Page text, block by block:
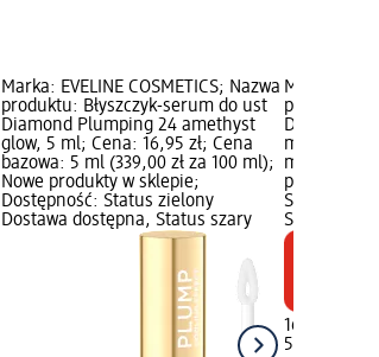
Marka: EVELINE COSMETICS; Nazwa
produktu: Błyszczyk-serum do ust
Diamond Plumping 24 amethyst
glow, 5 ml; Cena: 16,95 zł; Cena
bazowa: 5 ml (339,00 zł za 100 ml);
Nowe produkty w sklepie;
Dostępność: Status zielony
Dostawa dostępna, Status szary
Marka:
produktu:
Diamond
ml; Cena:
ml (339,00
produkty w
Status
Status
16,95 zł
5 ml